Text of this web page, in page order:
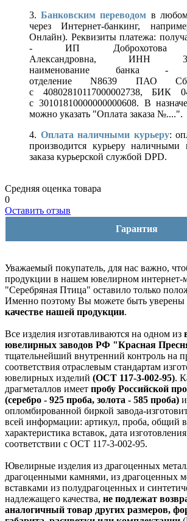
3.Банковским переводом в
через Интернет-банкинг,
Онлайн). Реквизиты платежа:
- ИП Доброхотова
Александровна, ИНН
наименование банка -
отделение N8639 ПАО
с 40802810117000002738, БИК
с 30101810000000000608. В
можно указать "Оплата заказа №....".
4. Оплата наличными курьеру:
производится курьеру наличными
заказа курьерской службой DPD.
Средняя оценка товара
0
Оставить отзыв
Гарантия
Уважаемый покупатель, для нас важно,
продукции в нашем ювелирном интернет-
"Серебряная Птица" оставило только
Именно поэтому Вы можете быть уверены
качестве нашей продукции.
Все изделия изготавливаются на одном из
ювелирных заводов РФ "Красная
тщательнейший внутренний контроль на
соответствия отраслевым стандартам
ювелирных изделий (ОСТ 117-3-002-95).
драгметаллов имеет пробу Российской
(серебро - 925 проба, золота - 585 проба)
опломбированной биркой завода-
всей информации: артикул, проба, общий
характеристика вставок, дата
соответствии с ОСТ 117-3-002-95.
Ювелирные изделия из драгоценных
драгоценными камнями, из драгоценных
вставками из полудрагоценных и
надлежащего качества, не подлежат
аналогичный товар других размеров,